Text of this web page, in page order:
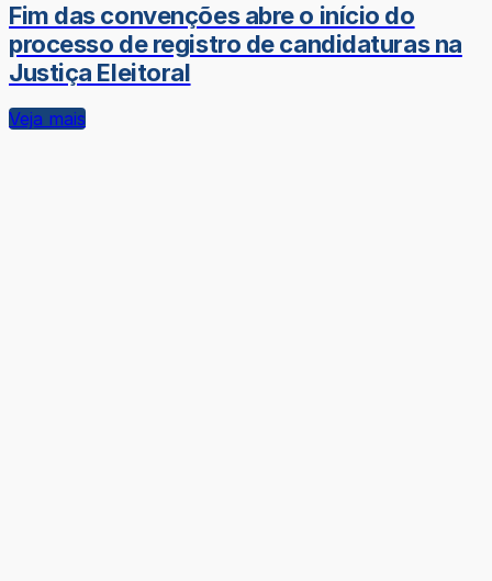
Fim das convenções abre o início do
processo de registro de candidaturas na
Justiça Eleitoral
Veja mais